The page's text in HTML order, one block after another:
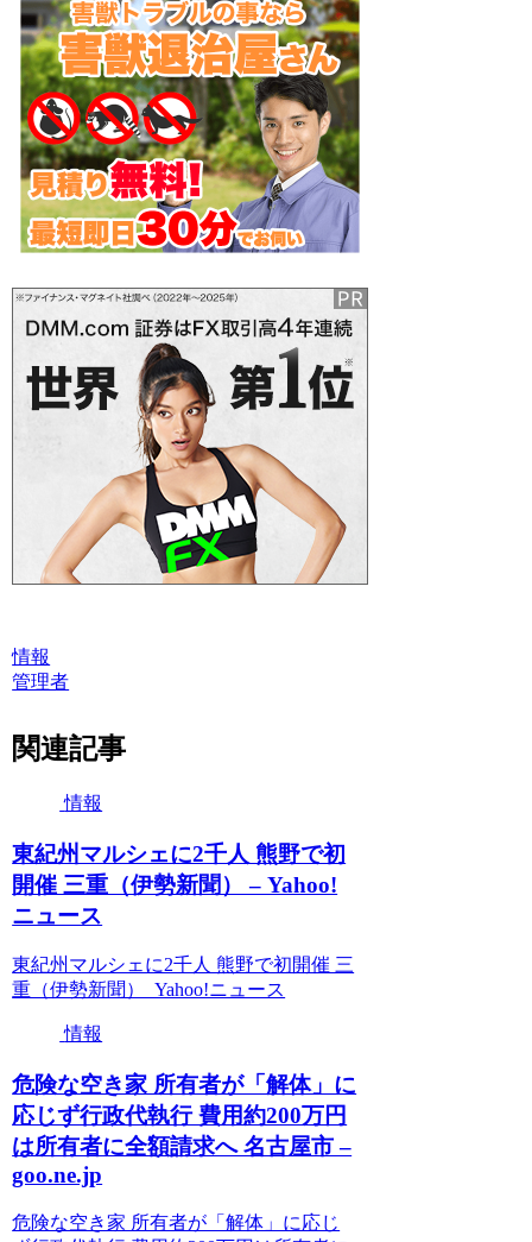
情報
管理者
関連記事
情報
東紀州マルシェに2千人 熊野で初
開催 三重（伊勢新聞） – Yahoo!
ニュース
東紀州マルシェに2千人 熊野で初開催 三
重（伊勢新聞） Yahoo!ニュース
情報
危険な空き家 所有者が「解体」に
応じず行政代執行 費用約200万円
は所有者に全額請求へ 名古屋市 –
goo.ne.jp
危険な空き家 所有者が「解体」に応じ